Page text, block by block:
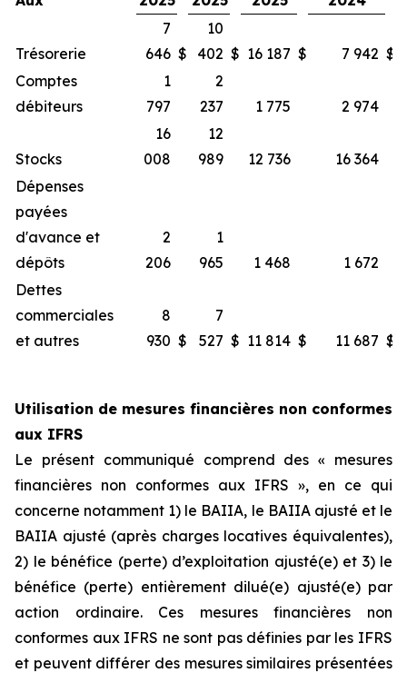
Trésorerie
7
646 $
10
402 $ 16 187 $ 7 942 $
Comptes
débiteurs
1
797
2
237
1 775 2 974
Stocks
16
008
12
989
12 736
16 364
Dépenses
payées
d'avance et
dépôts
2
206
1
965
1 468
1 672
Dettes
commerciales
et autres
8
930 $
7
527 $ 11 814 $ 11 687 $
Utilisation de mesures financières non conformes
aux IFRS
Le présent communiqué comprend des « mesures
financières non conformes aux IFRS », en ce qui
concerne notamment 1) le BAIIA, le BAIIA ajusté et le
BAIIA ajusté (après charges locatives équivalentes),
2) le bénéfice (perte) d’exploitation ajusté(e) et 3) le
bénéfice (perte) entièrement dilué(e) ajusté(e) par
action ordinaire. Ces mesures financières non
conformes aux IFRS ne sont pas définies par les IFRS
et peuvent différer des mesures similaires présentées